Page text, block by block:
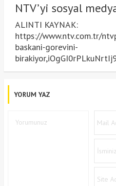
NTV’yi sosyal
ALINTI KAYNAK:
https://www.ntv.com.tr/
baskani-gorevini-
YORUM YAZ